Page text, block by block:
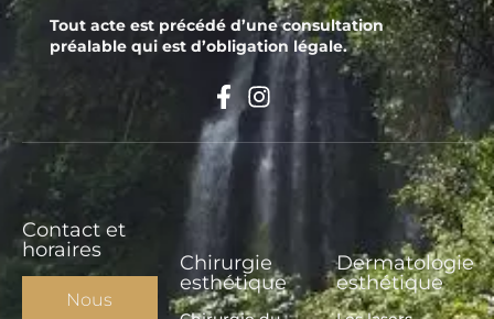
Tout acte est précédé d’une consultation
préalable qui est d’obligation légale.
Contact et
horaires
Nous
Chirurgie
esthétique
Dermatologie
esthétique